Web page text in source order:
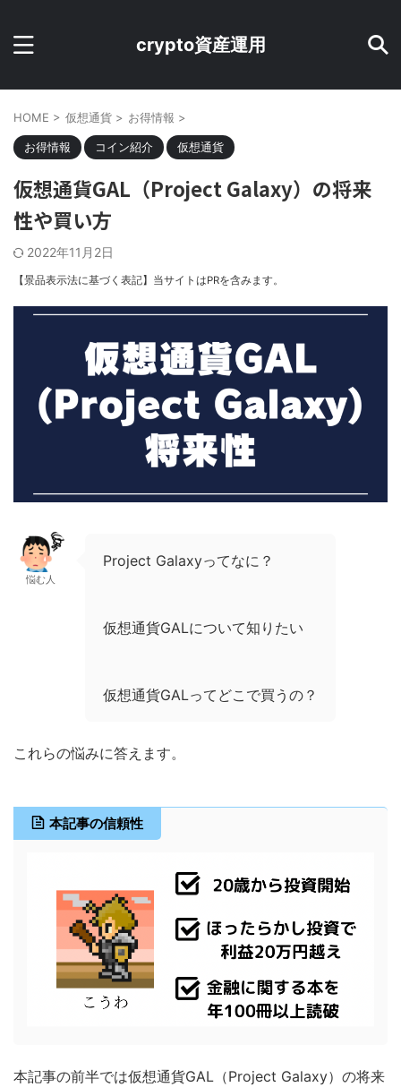
crypto資産運用
HOME > 仮想通貨 > お得情報 >
お得情報 コイン紹介 仮想通貨
仮想通貨GAL（Project Galaxy）の将来
性や買い方
2022年11月2日
【景品表示法に基づく表記】当サイトはPRを含みます。
悩む人
Project Galaxyってなに？
仮想通貨GALについて知りたい
仮想通貨GALってどこで買うの？
これらの悩みに答えます。
本記事の信頼性
本記事の前半では仮想通貨GAL（Project Galaxy）の将来